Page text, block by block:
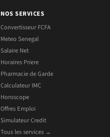
NOS SERVICES
Convertisseur FCFA
Meteo Senegal
Salaire Net
Horaires Priere
Pharmacie de Garde
Calculateur IMC
Horoscope
Offres Emploi
Simulateur Credit
Tous les services →